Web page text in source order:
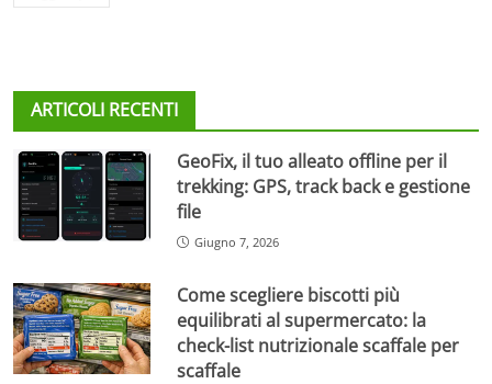
ARTICOLI RECENTI
GeoFix, il tuo alleato offline per il
trekking: GPS, track back e gestione
file
Giugno 7, 2026
Come scegliere biscotti più
equilibrati al supermercato: la
check-list nutrizionale scaffale per
scaffale